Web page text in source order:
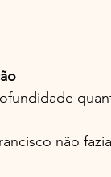
não